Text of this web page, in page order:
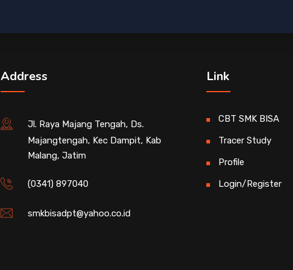
Address
Jl. Raya Majang Tengah, Ds.
Majangtengah, Kec Dampit, Kab
Malang, Jatim
(0341) 897040
smkbisadpt@yahoo.co.id
Link
CBT SMK BISA
Tracer Study
Profile
Login/Register